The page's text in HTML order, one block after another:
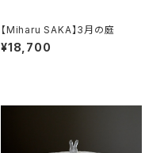
【Miharu SAKA】3月の庭
¥18,700